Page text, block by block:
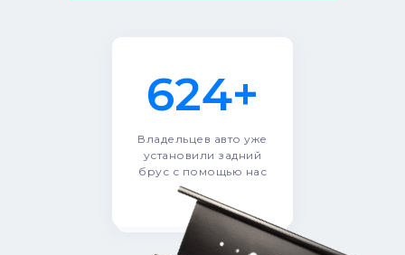
Владельцев авто уже
установили задний
брус с помощью нас
624+